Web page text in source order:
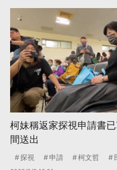
柯妹稱返家探視申請書
間送出
探視 申請 柯文哲